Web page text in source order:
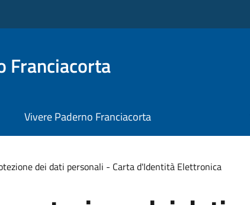
Franciacorta
Vivere Paderno Franciacorta
dei dati personali - Carta d'Identità Elettronica